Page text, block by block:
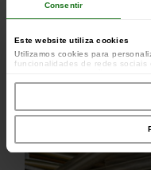
Consentir
Este website utiliza cookies
Utilizamos cookies para
funcionalidades de redes sociais
parceiros de redes sociais, de
com outras informações que
sua utilização dos respetivos